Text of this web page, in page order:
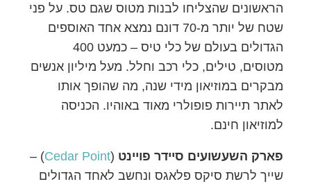
הראשונים שהצליחו לבנות מטוס שגם טס. על פני
שטח של יותר מ-70 דונם נמצא אחד האוספים
הגדולים בעולם של כלי טיס – כמעט 400
מטוסים, טילים, כלי רכב וחלל. מעל מיליון אנשים
מבקרים במוזיאון מידי שנה, מה שהופך אותו
לאתר תיירות פופולרי מאוד באוהיו. הכניסה
למוזיאון חינם.
פארק השעשועים סיידר פויינט (
Cedar Point
) –
שייך לרשת סיקס פלאגס ונחשב לאחד הגדולים